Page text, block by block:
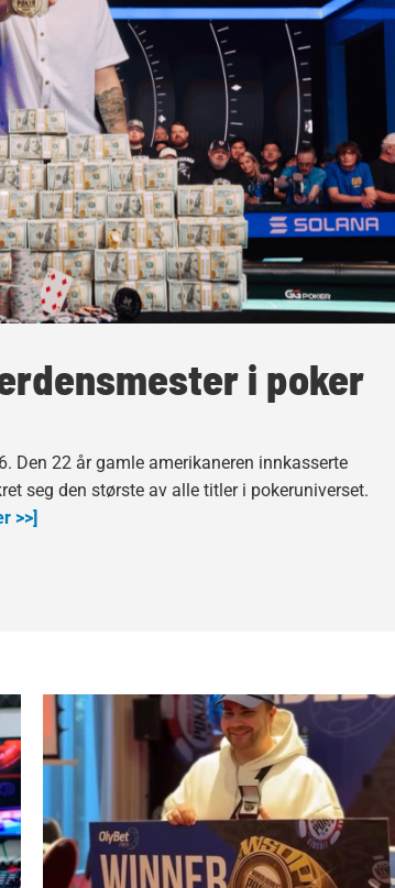
i poker
Den 22 år gamle amerikaneren innkasserte
seg den største av alle titler i pokeruniverset.
>>]